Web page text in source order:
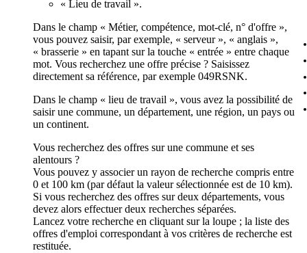
« Lieu de travail ».
Dans le champ « Métier, compétence, mot-clé, n° d'offre »,
vous pouvez saisir, par exemple, « serveur », « anglais »,
« brasserie » en tapant sur la touche « entrée » entre chaque
mot. Vous recherchez une offre précise ? Saisissez
directement sa référence, par exemple 049RSNK.
Dans le champ « lieu de travail », vous avez la possibilité de
saisir une commune, un département, une région, un pays ou
un continent.
Vous recherchez des offres sur une commune et ses
alentours ?
Vous pouvez y associer un rayon de recherche compris entre
0 et 100 km (par défaut la valeur sélectionnée est de 10 km).
Si vous recherchez des offres sur deux départements, vous
devez alors effectuer deux recherches séparées.
Lancez votre recherche en cliquant sur la loupe ; la liste des
offres d'emploi correspondant à vos critères de recherche est
restituée.